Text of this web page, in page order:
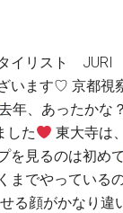
タイリスト
います♡ 京都視
年、あったかな
した
東大寺は
を見るのは初めて
までやっている
る顔がかなり違